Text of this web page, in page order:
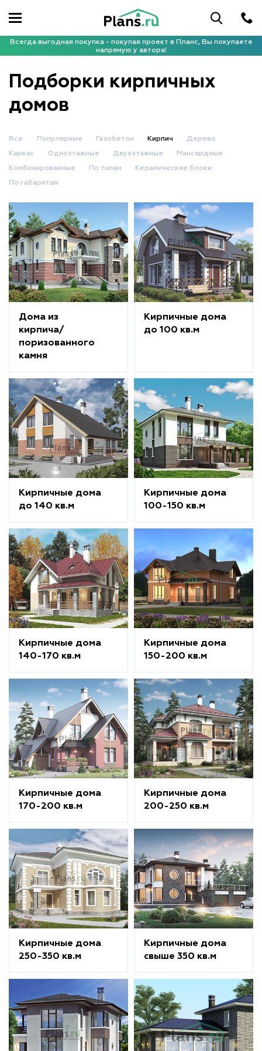
Всегда выгодная покупка - покупая проект в Планс, Вы покупаете
напрямую у автора!
Подборки кирпичных
домов
Все Популярные Газобетон Кирпич Дерево
Каркас Одноэтажные Двухэтажные Мансардные
Комбинированные По типам Керамические блоки
По габаритам
Дома из
кирпича/
поризованного
камня
Кирпичные дома
до 100 кв.м
Кирпичные дома
до 140 кв.м
Кирпичные дома
100-150 кв.м
Кирпичные дома
140-170 кв.м
Кирпичные дома
150-200 кв.м
Кирпичные дома
170-200 кв.м
Кирпичные дома
200-250 кв.м
Кирпичные дома
250-350 кв.м
Кирпичные дома
свыше 350 кв.м